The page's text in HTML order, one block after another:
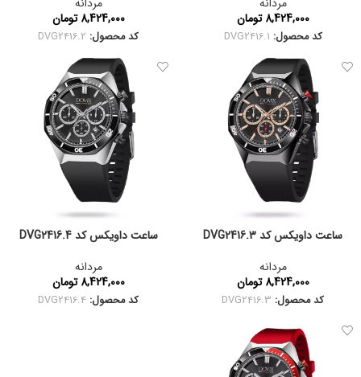
8,424,000 تومان
کد محصول: DVG2416.1
8,424,000 تومان
کد محصول: DVG2416.2
ساعت داویکس کد DVG2416.3
مردانه
8,424,000 تومان
کد محصول: DVG2416.3
ساعت داویکس کد DVG2416.4
مردانه
8,424,000 تومان
کد محصول: DVG2416.4